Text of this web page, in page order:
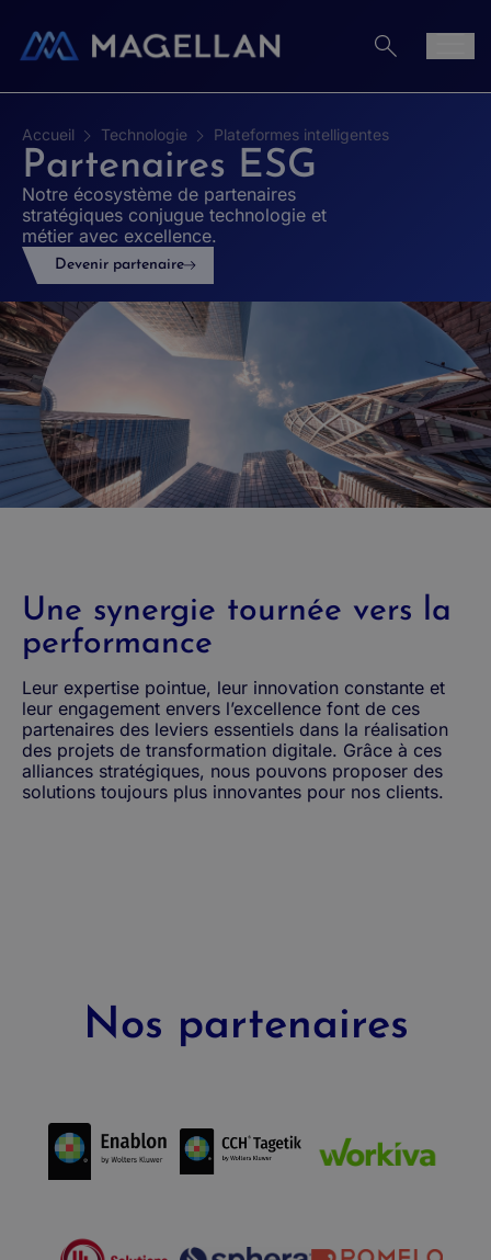
Accueil Technologie Plateformes intelligentes
Partenaires ESG
Notre écosystème de partenaires
stratégiques conjugue technologie et
métier avec excellence.
Devenir partenaire
Une synergie tournée vers la
performance
Leur expertise pointue, leur innovation constante et
leur engagement envers l’excellence font de ces
partenaires des leviers essentiels dans la réalisation
des projets de transformation digitale. Grâce à ces
alliances stratégiques, nous pouvons proposer des
solutions toujours plus innovantes pour nos clients.
Nos partenaires